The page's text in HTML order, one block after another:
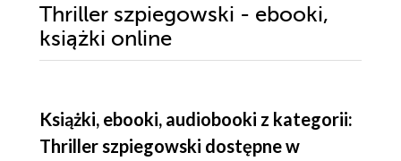
Thriller szpiegowski - ebooki,
książki online
Książki, ebooki, audiobooki z kategorii:
Thriller szpiegowski dostępne w